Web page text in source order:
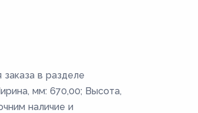
в разделе
мм: 670,00; Высота,
наличие и